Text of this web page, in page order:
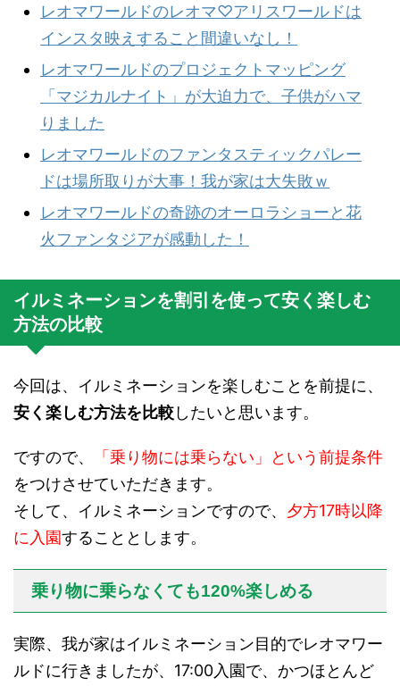
レオマワールドのレオマ♡アリスワールドは
インスタ映えすること間違いなし！
レオマワールドのプロジェクトマッピング
「マジカルナイト」が大迫力で、子供がハマ
りました
レオマワールドのファンタスティックパレー
ドは場所取りが大事！我が家は大失敗ｗ
レオマワールドの奇跡のオーロラショーと花
火ファンタジアが感動した！
イルミネーションを割引を使って安く楽しむ
方法の比較
今回は、イルミネーションを楽しむことを前提に、
安く楽しむ方法を比較したいと思います。
ですので、
「乗り物には乗らない」という前提条件
をつけさせていただきます。
そして、イルミネーションですので、 夕方17時以降
に入園することとします。
乗り物に乗らなくても120%楽しめる
実際、我が家はイルミネーション目的でレオマワー
ルドに行きましたが、17:00入園で、かつほとんど